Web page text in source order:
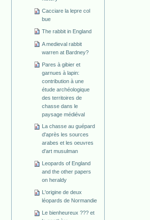
Cacciare la lepre col
bue
The rabbit in England
A medieval rabbit
warren at Bardney?
Pares à gibier et
garnues à lapin:
contribution à une
étude archéologique
des territoires de
chasse dans le
paysage médiéval
La chasse au guépard
d'après les sources
arabes et les oeuvres
d'art musulman
Leopards of England
and the other papers
on heraldy
L'origine de deux
léopards de Normandie
Le bienheureux ??? et